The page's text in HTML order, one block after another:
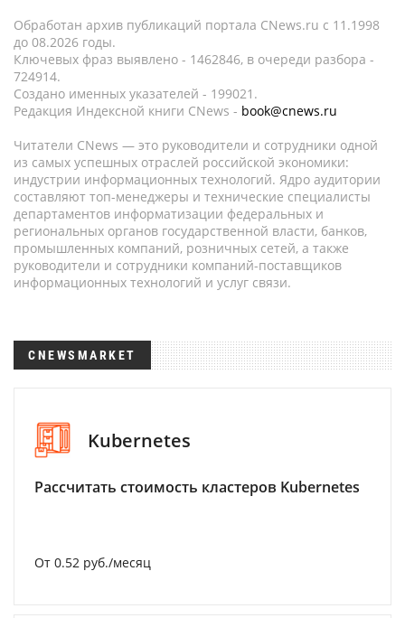
Обработан архив публикаций портала CNews.ru c 11.1998
до 08.2026 годы.
Ключевых фраз выявлено - 1462846, в очереди разбора -
724914.
Создано именных указателей - 199021.
Редакция Индексной книги CNews - book@cnews.ru
Читатели CNews — это руководители и сотрудники одной
из самых успешных отраслей российской экономики:
индустрии информационных технологий. Ядро аудитории
составляют топ-менеджеры и технические специалисты
департаментов информатизации федеральных и
региональных органов государственной власти, банков,
промышленных компаний, розничных сетей, а также
руководители и сотрудники компаний-поставщиков
информационных технологий и услуг связи.
CNEWSMARKET
Kubernetes
Рассчитать стоимость кластеров Kubernetes
От 0.52 руб./месяц